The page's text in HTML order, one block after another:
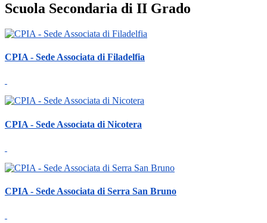
Scuola Secondaria di II Grado
CPIA - Sede Associata di Filadelfia
CPIA - Sede Associata di Nicotera
CPIA - Sede Associata di Serra San Bruno